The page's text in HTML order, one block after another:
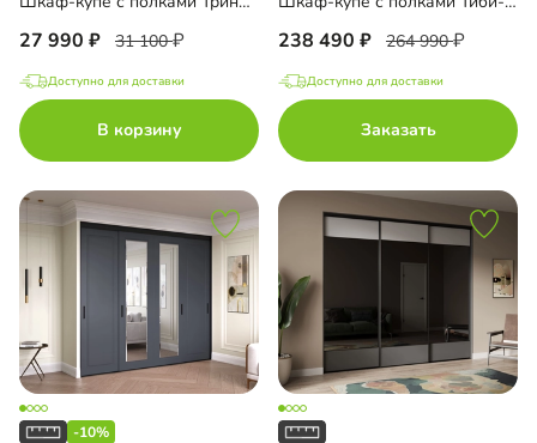
27 990 31 100
Доступно для доставки
В корзину
238 490 264 990
Доступно для доставки
Заказать
-10%